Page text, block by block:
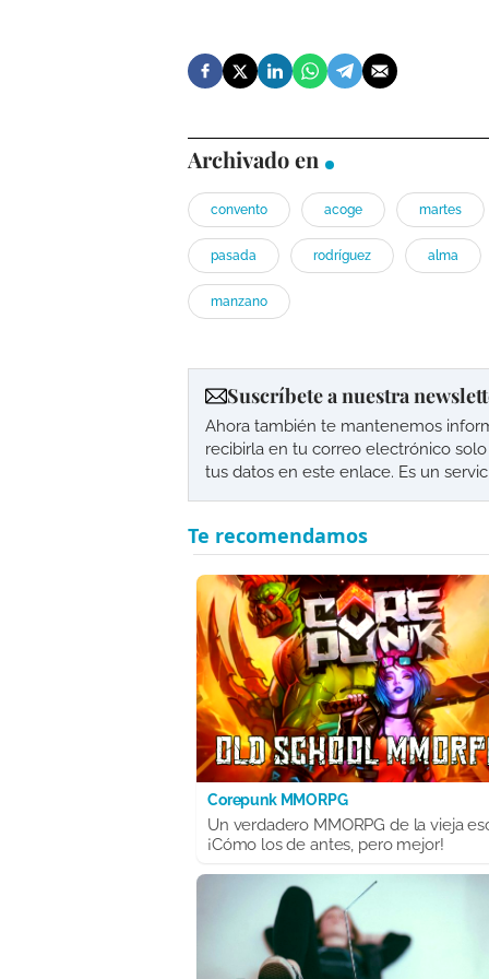
Archivado en
convento acoge martes
pasada rodríguez alma
manzano
Suscríbete a nuestra
Ahora también te mantenemos
recibirla en tu correo electrónico
tus datos en este enlace. Es un
Corepunk MMORPG
Un verdadero MMORPG de la vieja
¡Cómo los de antes, pero mejor!